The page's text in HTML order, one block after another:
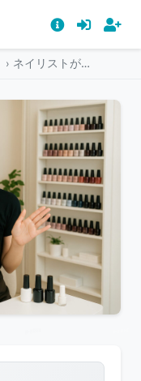
ネイリストが笑顔で案内する様子